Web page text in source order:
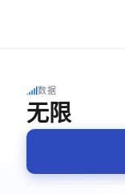
数据
无限